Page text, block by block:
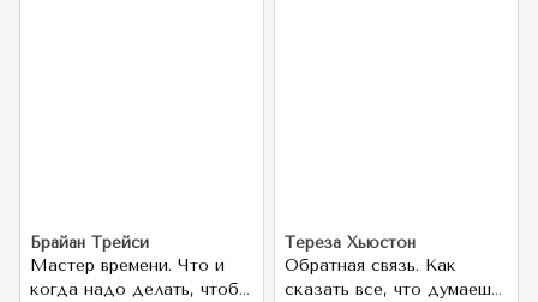
Брайан Трейси
Мастер времени. Что и
когда надо делать, чтобы
Тереза Хьюстон
Обратная связь. Как
сказать все, что думаешь,